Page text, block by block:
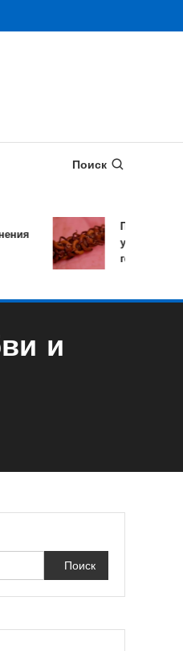
Поиск
уничтожает
гельминтов за
и
Поиск